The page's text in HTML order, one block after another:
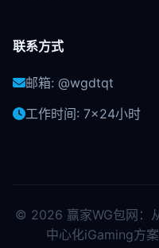
联系方式
邮箱: @wgdtqt
工作时间: 7×24小时
© 2026 赢家WG包网：
中心化iGaming方